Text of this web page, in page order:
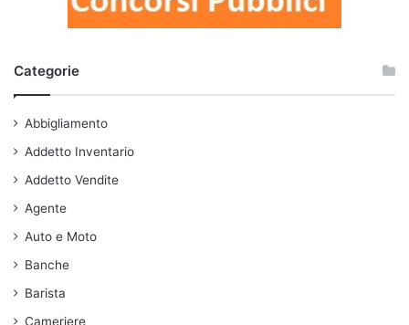
Categorie
Abbigliamento
Addetto Inventario
Addetto Vendite
Agente
Auto e Moto
Banche
Barista
Cameriere